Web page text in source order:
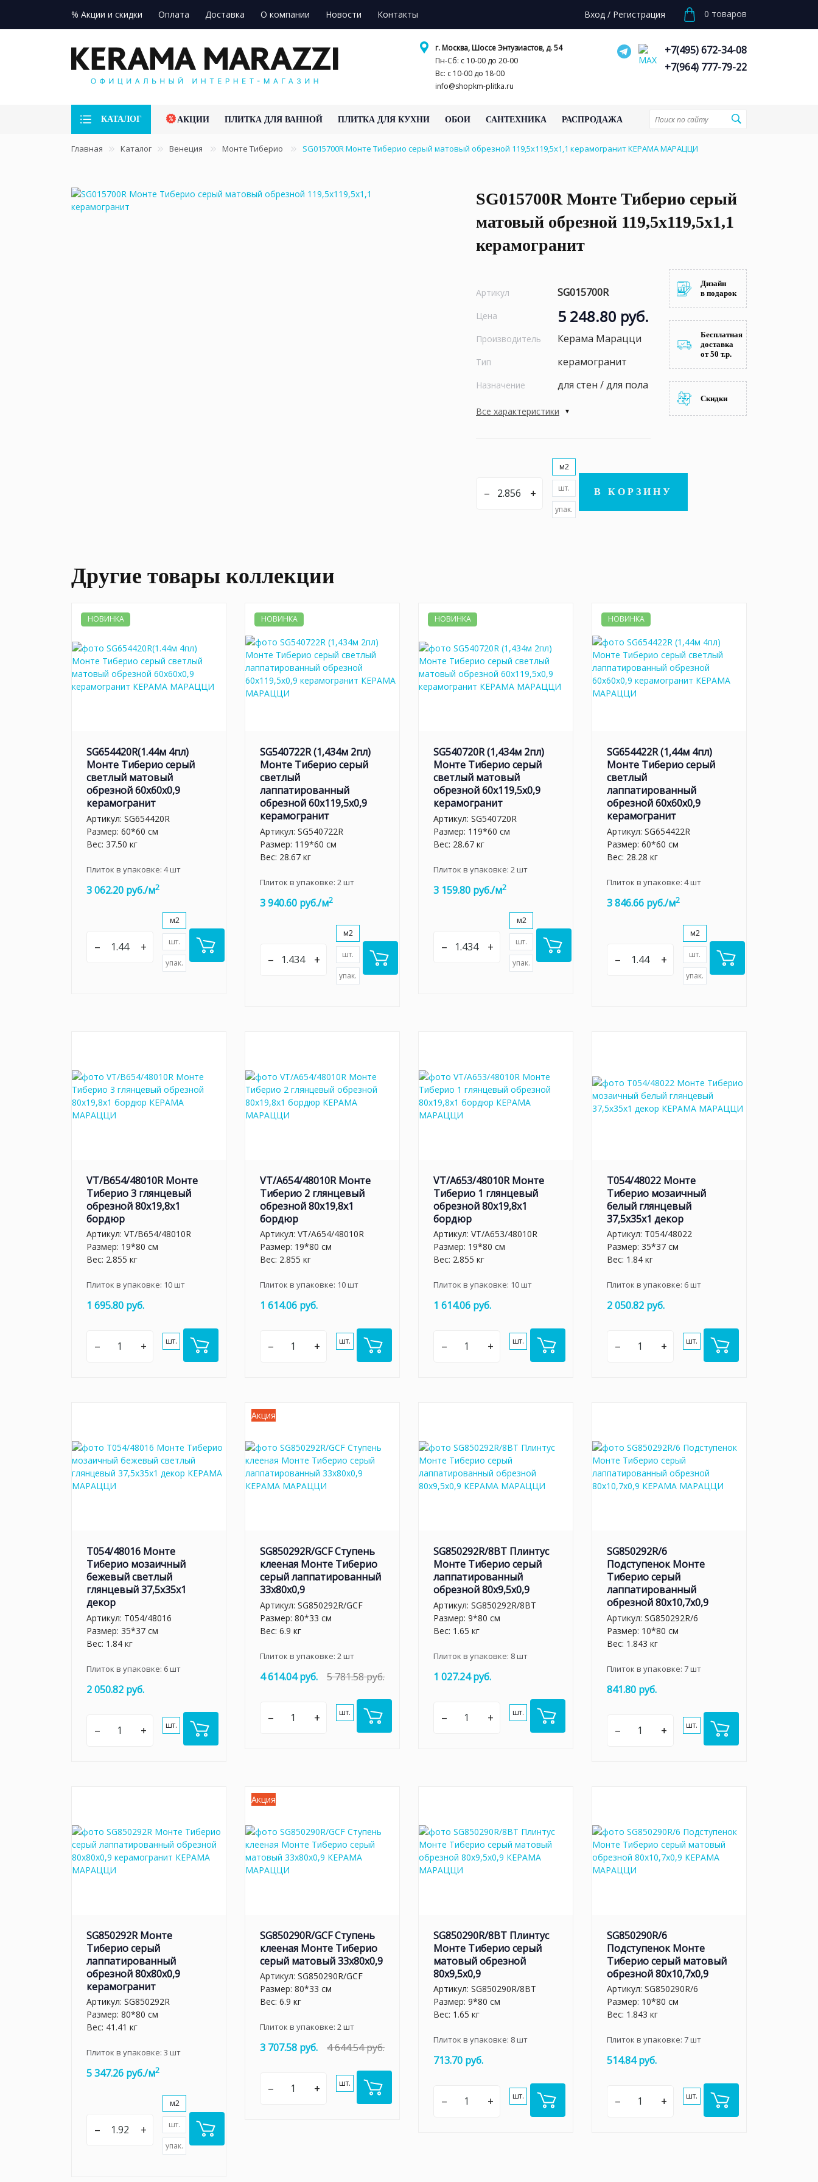
% Акции и скидки Оплата Доставка О компании Новости Контакты Вход / Регистрация 0 товаров
г. Москва, Шоссе Энтузиастов, д. 54
Пн-Сб: с 10-00 до 20-00
Вс: с 10-00 до 18-00
info@shopkm-plitka.ru
+7(495) 672-34-08
+7(964) 777-79-22
КАТАЛОГ АКЦИИ ПЛИТКА ДЛЯ ВАННОЙ ПЛИТКА ДЛЯ КУХНИ ОБОИ САНТЕХНИКА РАСПРОДАЖА
Главная Каталог Венеция Монте Тиберио SG015700R Монте Тиберио серый матовый обрезной 119,5x119,5x1,1 керамогранит КЕРАМА МАРАЦЦИ
SG015700R Монте Тиберио серый
матовый обрезной 119,5x119,5x1,1
керамогранит
Артикул SG015700R
Цена 5 248.80 руб.
Производитель Керама Марацци
Тип керамогранит
Назначение для стен / для пола
Все характеристики
– +
м2
шт.
упак.
В КОРЗИНУ
Дизайн
в подарок
Бесплатная
доставка
от 50 т.р.
Скидки
Другие товары коллекции
НОВИНКА
SG654420R(1.44м 4пл)
Монте Тиберио серый
светлый матовый
обрезной 60x60x0,9
керамогранит
Артикул: SG654420R
Размер: 60*60 см
Вес: 37.50 кг
Плиток в упаковке: 4шт
3 062.20 руб./м2
– +
м2
шт.
упак.
НОВИНКА
SG540722R (1,434м 2пл)
Монте Тиберио серый
светлый
лаппатированный
обрезной 60x119,5x0,9
керамогранит
Артикул: SG540722R
Размер: 119*60 см
Вес: 28.67 кг
Плиток в упаковке: 2 шт
3 940.60 руб./м2
– +
м2
шт.
упак.
НОВИНКА
SG540720R (1,434м 2пл)
Монте Тиберио серый
светлый матовый
обрезной 60x119,5x0,9
керамогранит
Артикул: SG540720R
Размер: 119*60 см
Вес: 28.67 кг
Плиток в упаковке: 2 шт
3 159.80 руб./м2
– +
м2
шт.
упак.
НОВИНКА
SG654422R (1,44м 4пл)
Монте Тиберио серый
светлый
лаппатированный
обрезной 60x60x0,9
керамогранит
Артикул: SG654422R
Размер: 60*60 см
Вес: 28.28 кг
Плиток в упаковке: 4шт
3 846.66 руб./м2
– +
м2
шт.
упак.
VT/B654/48010R Монте
Тиберио 3 глянцевый
обрезной 80x19,8x1
бордюр
Артикул: VT/B654/48010R
Размер: 19*80 см
Вес: 2.855 кг
Плиток в упаковке: 10шт
1 695.80 руб.
– + шт.
VT/A654/48010R Монте
Тиберио 2 глянцевый
обрезной 80x19,8x1
бордюр
Артикул: VT/A654/48010R
Размер: 19*80 см
Вес: 2.855 кг
Плиток в упаковке: 10шт
1 614.06 руб.
– + шт.
VT/A653/48010R Монте
Тиберио 1 глянцевый
обрезной 80x19,8x1
бордюр
Артикул: VT/A653/48010R
Размер: 19*80 см
Вес: 2.855 кг
Плиток в упаковке: 10шт
1 614.06 руб.
– + шт.
T054/48022 Монте
Тиберио мозаичный
белый глянцевый
37,5x35x1 декор
Артикул: T054/48022
Размер: 35*37 см
Вес: 1.84 кг
Плиток в упаковке: 6шт
2 050.82 руб.
– + шт.
T054/48016 Монте
Тиберио мозаичный
бежевый светлый
глянцевый 37,5x35x1
декор
Артикул: T054/48016
Размер: 35*37 см
Вес: 1.84 кг
Плиток в упаковке: 6шт
2 050.82 руб.
– + шт.
Акция
SG850292R/GCF Ступень
клееная Монте Тиберио
серый лаппатированный
33x80x0,9
Артикул: SG850292R/GCF
Размер: 80*33 см
Вес: 6.9 кг
Плиток в упаковке: 2 шт
4 614.04 руб. 5 781.58 руб.
– + шт.
SG850292R/8BT Плинтус
Монте Тиберио серый
лаппатированный
обрезной 80x9,5x0,9
Артикул: SG850292R/8BT
Размер: 9*80 см
Вес: 1.65 кг
Плиток в упаковке: 8шт
1 027.24 руб.
– + шт.
SG850292R/6
Подступенок Монте
Тиберио серый
лаппатированный
обрезной 80x10,7x0,9
Артикул: SG850292R/6
Размер: 10*80 см
Вес: 1.843 кг
Плиток в упаковке: 7шт
841.80 руб.
– + шт.
SG850292R Монте
Тиберио серый
лаппатированный
обрезной 80x80x0,9
керамогранит
Артикул: SG850292R
Размер: 80*80 см
Вес: 41.41 кг
Плиток в упаковке: 3 шт
5 347.26 руб./м2
– +
м2
шт.
упак.
Акция
SG850290R/GCF Ступень
клееная Монте Тиберио
серый матовый 33x80x0,9
Артикул: SG850290R/GCF
Размер: 80*33 см
Вес: 6.9 кг
Плиток в упаковке: 2шт
3 707.58 руб. 4 644.54 руб.
– + шт.
SG850290R/8BT Плинтус
Монте Тиберио серый
матовый обрезной
80x9,5x0,9
Артикул: SG850290R/8BT
Размер: 9*80 см
Вес: 1.65 кг
Плиток в упаковке: 8шт
713.70 руб.
– + шт.
SG850290R/6
Подступенок Монте
Тиберио серый матовый
обрезной 80x10,7x0,9
Артикул: SG850290R/6
Размер: 10*80 см
Вес: 1.843 кг
Плиток в упаковке: 7шт
514.84 руб.
– + шт.